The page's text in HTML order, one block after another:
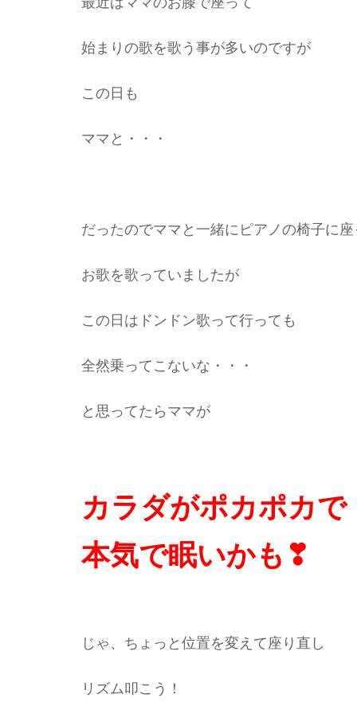
始まりの歌を歌う事が多いのですが
この日も
ママと・・・
だったのでママと一緒にピアノの椅子に
お歌を歌っていましたが
この日はドンドン歌って行っても
全然乗ってこないな・・・
と思ってたらママが
カラダがポカポカで
本気で眠いかも❣
じゃ、ちょっと位置を変えて座り直し
リズム叩こう！